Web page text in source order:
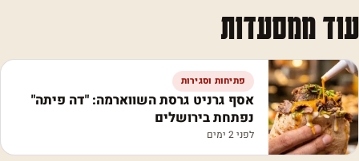
עוד ממסעדות
פתיחות וסגירות
אסף גרניט גרסת השווארמה: "דה פיתה"
נפתחת בירושלים
לפני 2 ימים